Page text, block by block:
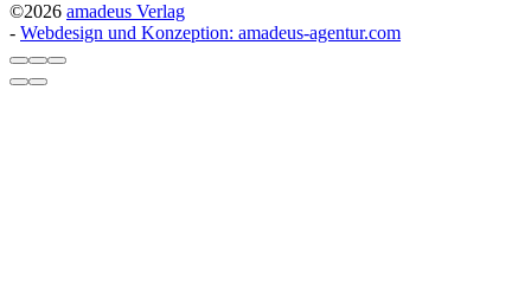
©2026 amadeus Verlag
- Webdesign und Konzeption: amadeus-agentur.com